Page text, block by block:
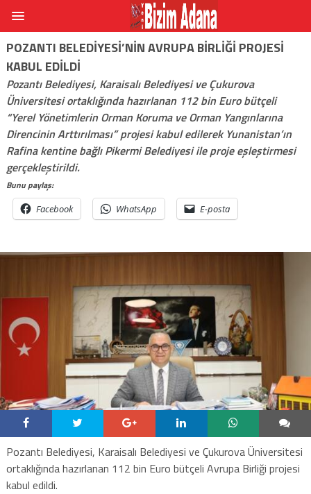
POZANTI BELEDIYESI’NIN AVRUPA BIRLIĞI PROJESI
KABUL EDILDI
Pozantı Belediyesi, Karaisalı Belediyesi ve Çukurova
Üniversitesi ortaklığında hazırlanan 112 bin Euro bütçeli
“Yerel Yönetimlerin Orman Koruma ve Orman Yangınlarına
Direncinin Arttırılması” projesi kabul edilerek Yunanistan’ın
Rafina kentine bağlı Pikermi Belediyesi ile proje eşleştirmesi
gerçekleştirildi.
Bunu paylaş:
Facebook WhatsApp E-posta
Pozantı Belediyesi, Karaisalı Belediyesi ve Çukurova Üniversitesi
ortaklığında hazırlanan 112 bin Euro bütçeli Avrupa Birliği projesi
kabul edildi.